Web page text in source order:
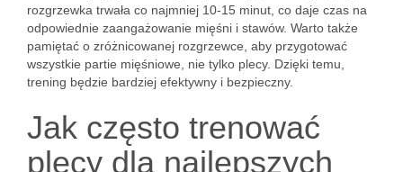
rozgrzewka trwała co najmniej 10-15 minut, co daje czas na
odpowiednie zaangażowanie mięśni i stawów. Warto także
pamiętać o zróżnicowanej rozgrzewce, aby przygotować
wszystkie partie mięśniowe, nie tylko plecy. Dzięki temu,
trening będzie bardziej efektywny i bezpieczny.
Jak często trenować
plecy dla najlepszych